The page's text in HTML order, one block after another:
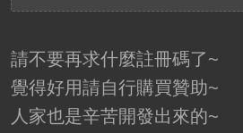
請不要再求什麼註冊碼了~
覺得好用請自行購買贊助~
人家也是辛苦開發出來的~